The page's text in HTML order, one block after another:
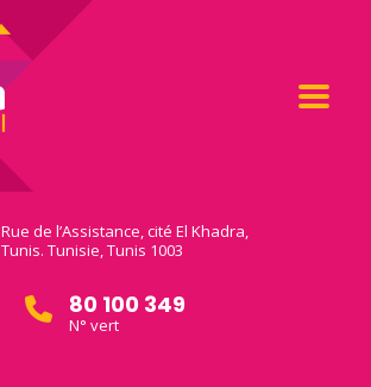
Rue de l’Assistance, cité El Khadra,
Tunis. Tunisie, Tunis 1003
80 100 349
N° vert